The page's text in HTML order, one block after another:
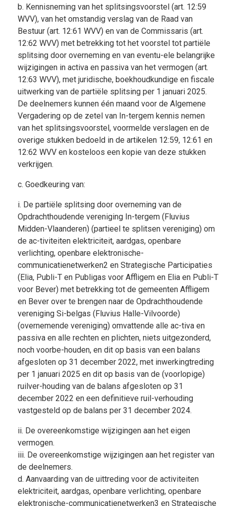
b. Kennisneming van het splitsingsvoorstel (art. 12:59
WVV), van het omstandig verslag van de Raad van
Bestuur (art. 12:61 WVV) en van de Commissaris (art.
12:62 WVV) met betrekking tot het voorstel tot partiële
splitsing door overneming en van eventu-ele belangrijke
wijzigingen in activa en passiva van het vermogen (art.
12:63 WVV), met juridische, boekhoudkundige en fiscale
uitwerking van de partiële splitsing per 1 januari 2025.
De deelnemers kunnen één maand voor de Algemene
Vergadering op de zetel van In-tergem kennis nemen
van het splitsingsvoorstel, voormelde verslagen en de
overige stukken bedoeld in de artikelen 12:59, 12:61 en
12:62 WVV en kosteloos een kopie van deze stukken
verkrijgen.
c. Goedkeuring van:
i. De partiële splitsing door overneming van de
Opdrachthoudende vereniging In-tergem (Fluvius
Midden-Vlaanderen) (partieel te splitsen vereniging) om
de ac-tiviteiten elektriciteit, aardgas, openbare
verlichting, openbare elektronische-
communicatienetwerken2 en Strategische Participaties
(Elia, Publi-T en Publigas voor Affligem en Elia en Publi-T
voor Bever) met betrekking tot de gemeenten Affligem
en Bever over te brengen naar de Opdrachthoudende
vereniging Si-belgas (Fluvius Halle-Vilvoorde)
(overnemende vereniging) omvattende alle ac-tiva en
passiva en alle rechten en plichten, niets uitgezonderd,
noch voorbe-houden, en dit op basis van een balans
afgesloten op 31 december 2022, met inwerkingtreding
per 1 januari 2025 en dit op basis van de (voorlopige)
ruilver-houding van de balans afgesloten op 31
december 2022 en een definitieve ruil-verhouding
vastgesteld op de balans per 31 december 2024.
ii. De overeenkomstige wijzigingen aan het eigen
vermogen.
iii. De overeenkomstige wijzigingen aan het register van
de deelnemers.
d. Aanvaarding van de uittreding voor de activiteiten
elektriciteit, aardgas, openbare verlichting, openbare
elektronische-communicatienetwerken3 en Strategische